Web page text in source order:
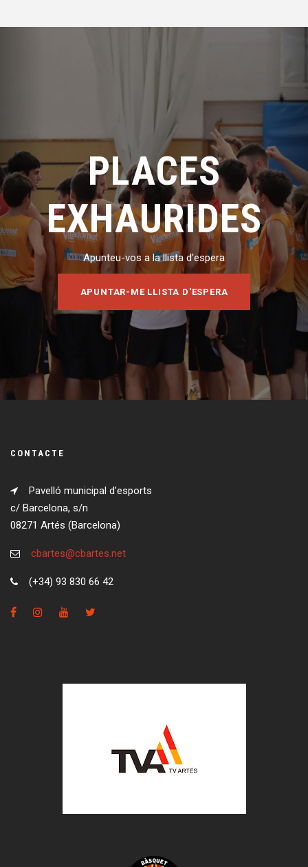
PLACES
EXHAURIDES
Apunteu-vos a la llista d'espera
APUNTAR-ME LLISTA D'ESPERA
CONTACTE
Pavelló municipal d'esports
c/ Barcelona, s/n
08271 Artés (Barcelona)
cbartes@cbartes.net
(+34) 93 830 66 42